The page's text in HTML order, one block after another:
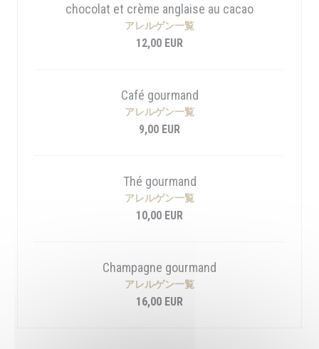
chocolat et crème anglaise au cacao
アレルゲン一覧
12,00 EUR
Café gourmand
アレルゲン一覧
9,00 EUR
Thé gourmand
アレルゲン一覧
10,00 EUR
Champagne gourmand
アレルゲン一覧
16,00 EUR